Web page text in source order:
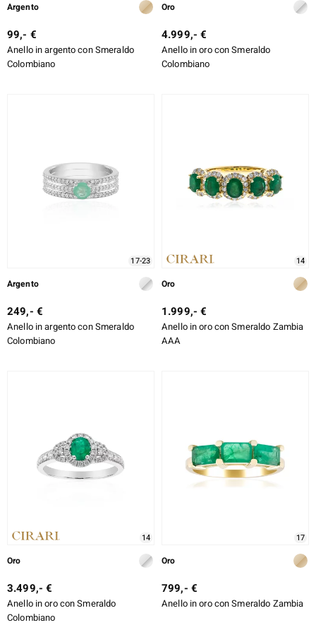
Argento
99,- €
Anello in argento con Smeraldo
Colombiano
Oro
4.999,- €
Anello in oro con Smeraldo
Colombiano
17-23
Argento
249,- €
Anello in argento con Smeraldo
Colombiano
14
Oro
1.999,- €
Anello in oro con Smeraldo Zambia
AAA
14
Oro
3.499,- €
Anello in oro con Smeraldo
Colombiano
17
Oro
799,- €
Anello in oro con Smeraldo Zambia